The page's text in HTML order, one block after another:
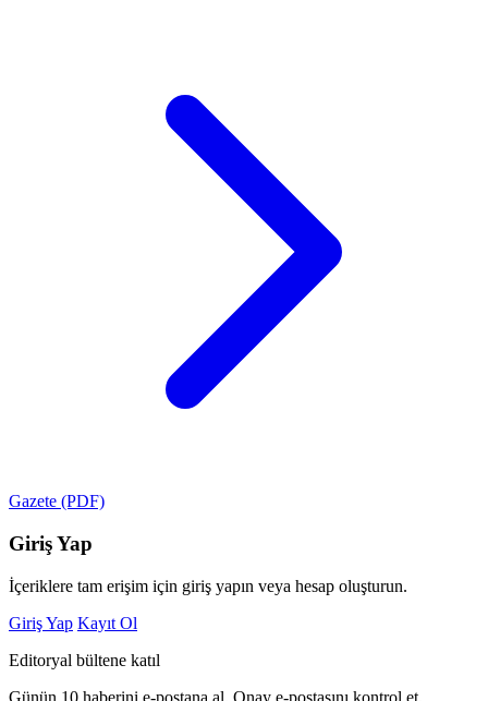
Gazete (PDF)
Giriş Yap
İçeriklere tam erişim için giriş yapın veya hesap oluşturun.
Giriş Yap Kayıt Ol
Editoryal bültene katıl
Günün 10 haberini e-postana al. Onay e-postasını kontrol et.